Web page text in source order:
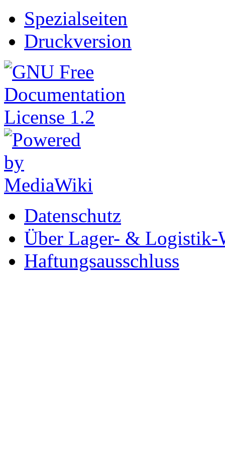
Spezialseiten
Druckversion
Datenschutz
Über Lager- &
Haftungsausschluss